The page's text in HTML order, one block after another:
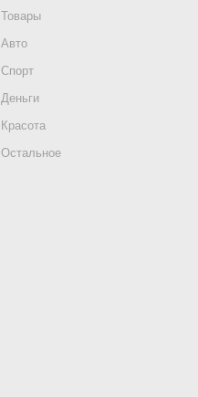
Товары
Авто
Спорт
Деньги
Красота
Остальное